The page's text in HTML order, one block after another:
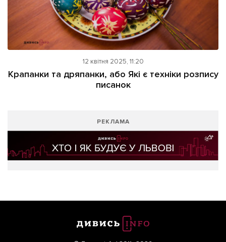
12 квітня 2025, 11:20
Крапанки та дряпанки, або Які є техніки розпису
писанок
РЕКЛАМА